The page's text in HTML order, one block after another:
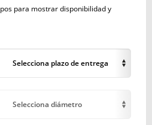
para mostrar disponibilidad y
Selecciona plazo de entrega
Selecciona diámetro